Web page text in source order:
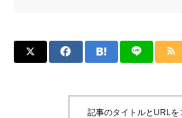
記事のタイトルとURLを